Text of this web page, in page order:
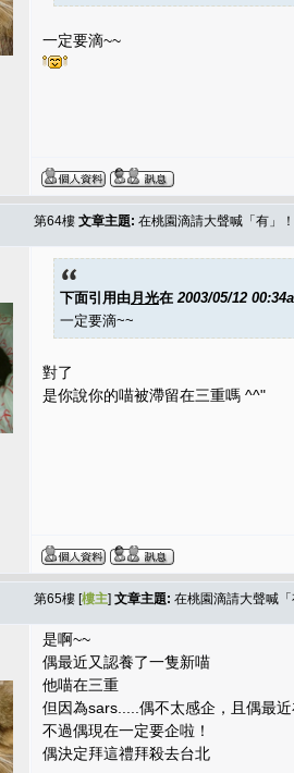
一定要滴~~
第64樓 文章主題: 在桃園滴請大聲喊「有」
下面引用由月光在 2003/05/12
一定要滴~~
對了
是你說你的喵被滯留在三重嗎 ^^"
第65樓 [樓主] 文章主題: 在桃園滴請大聲喊
是啊~~
偶最近又認養了一隻新喵
他喵在三重
但因為sars.....偶不太感企，且偶最
不過偶現在一定要企啦！
偶決定拜這禮拜殺去台北